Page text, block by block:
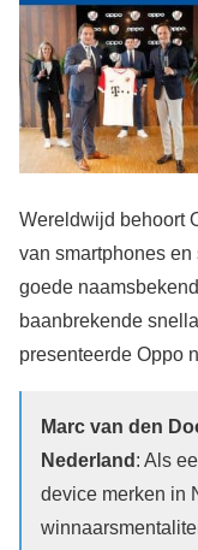
Wereldwijd behoort
van smartphones
goede
baanbrekende
presenteerde Oppo
Marc van den
Nederland : Als
device merken in